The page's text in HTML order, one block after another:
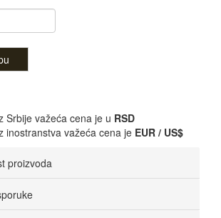
Srbije važeća cena je u RSD
inostranstva važeća cena je EUR / US$
proizvoda